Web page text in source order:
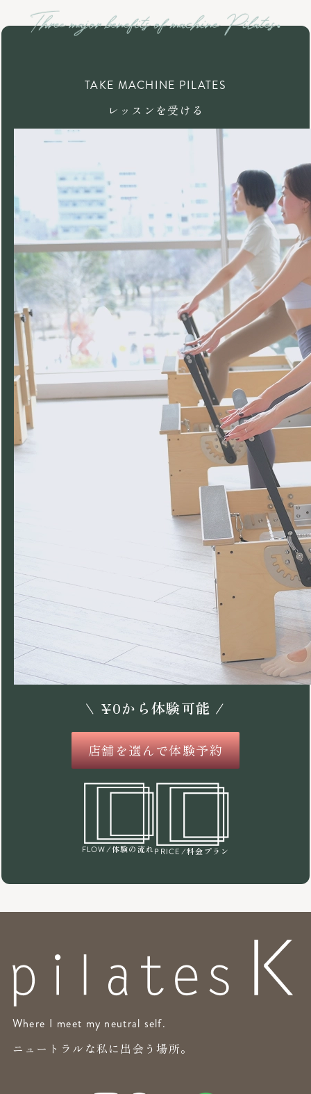
TAKE MACHINE PILATES
レッスンを受ける
\ ¥0から体験可能 /
店舗を選んで体験予約
FLOW /体験の流れPRICE /料金プラン
Where I meet my neutral self.
ニュートラルな私に出会う場所。